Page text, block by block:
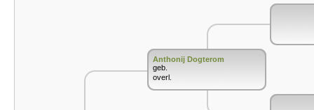
Anthonij Dogterom
geb.
overl.